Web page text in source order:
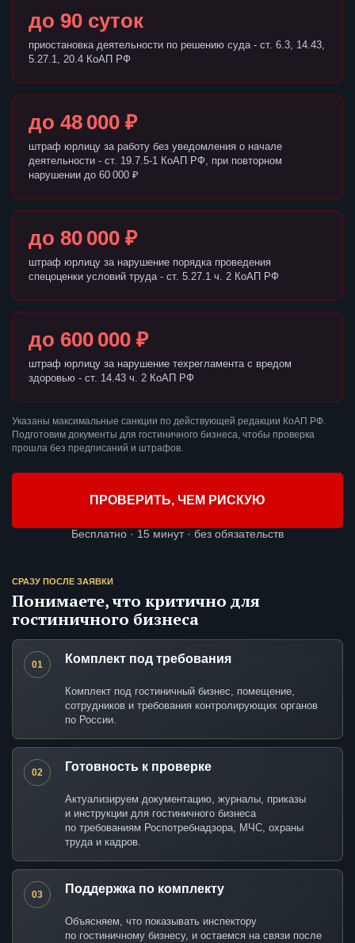
до 90 суток
приостановка деятельности по решению суда - ст. 6.3, 14.43,
5.27.1, 20.4 КоАП РФ
до 48 000 ₽
штраф юрлицу за работу без уведомления о начале
деятельности - ст. 19.7.5-1 КоАП РФ, при повторном
нарушении до 60 000 ₽
до 80 000 ₽
штраф юрлицу за нарушение порядка проведения
спецоценки условий труда - ст. 5.27.1 ч. 2 КоАП РФ
до 600 000 ₽
штраф юрлицу за нарушение техрегламента с вредом
здоровью - ст. 14.43 ч. 2 КоАП РФ
Указаны максимальные санкции по действующей редакции КоАП РФ.
Подготовим документы для гостиничного бизнеса, чтобы проверка
прошла без предписаний и штрафов.
ПРОВЕРИТЬ, ЧЕМ РИСКУЮ
Бесплатно · 15 минут · без обязательств
СРАЗУ ПОСЛЕ ЗАЯВКИ
Понимаете, что критично для
гостиничного бизнеса
01 Комплект под требования
Комплект под гостиничный бизнес, помещение,
сотрудников и требования контролирующих органов
по России.
02 Готовность к проверке
Актуализируем документацию, журналы, приказы
и инструкции для гостиничного бизнеса
по требованиям Роспотребнадзора, МЧС, охраны
труда и кадров.
03 Поддержка по комплекту
Объясняем, что показывать инспектору
по гостиничному бизнесу, и остаемся на связи после